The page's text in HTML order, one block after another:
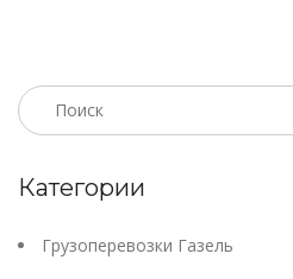
Категории
Грузоперевозки Газель